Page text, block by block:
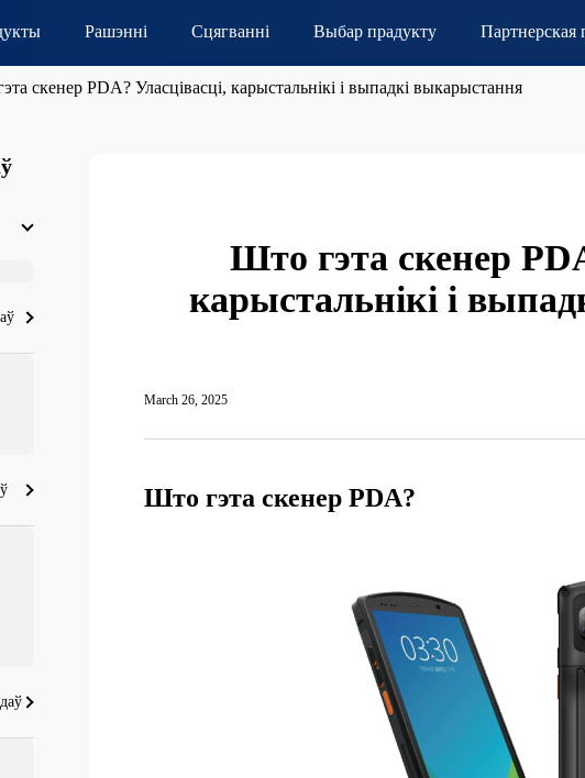
Рашэнні Сцягванні Выбар прадукту Партнерская
скенер PDA? Уласцівасці, карыстальнікі і выпадкі выкарыстання
Што гэта скенер
карыстальнікі і
March 26, 2025
Што гэта скенер PDA?